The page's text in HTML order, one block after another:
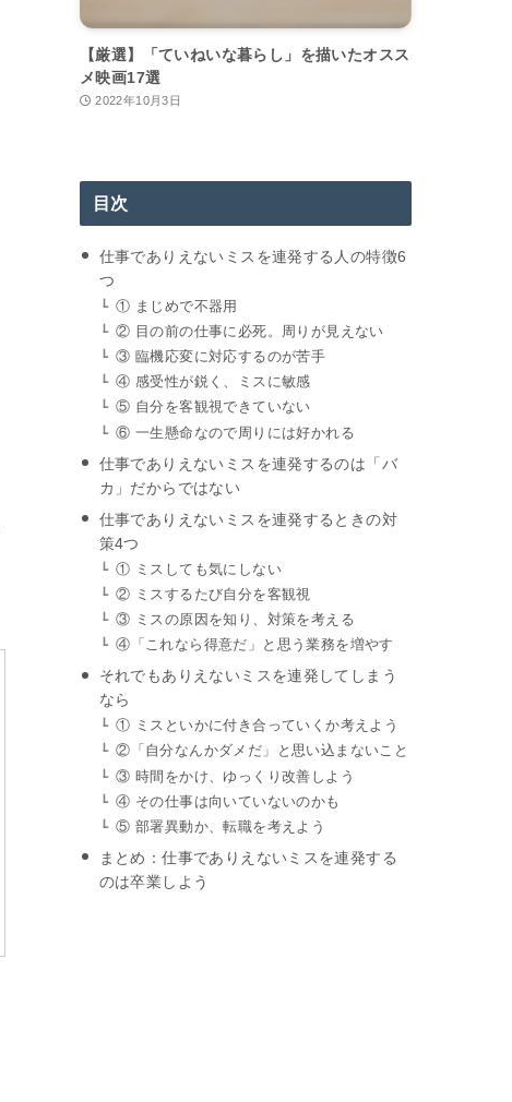
【厳選】「ていねいな暮らし」を描いたオスス
メ映画17選
2022年10月3日
目次
仕事でありえないミスを連発する人の特徴6
つ
① まじめで不器用
② 目の前の仕事に必死。周りが見えない
③ 臨機応変に対応するのが苦手
④ 感受性が鋭く、ミスに敏感
⑤ 自分を客観視できていない
⑥ 一生懸命なので周りには好かれる
仕事でありえないミスを連発するのは「バ
カ」だからではない
仕事でありえないミスを連発するときの対
策4つ
① ミスしても気にしない
② ミスするたび自分を客観視
③ ミスの原因を知り、対策を考える
④「これなら得意だ」と思う業務を増やす
それでもありえないミスを連発してしまう
なら
① ミスといかに付き合っていくか考えよう
②「自分なんかダメだ」と思い込まないこと
③ 時間をかけ、ゆっくり改善しよう
④ その仕事は向いていないのかも
⑤ 部署異動か、転職を考えよう
まとめ：仕事でありえないミスを連発する
のは卒業しよう